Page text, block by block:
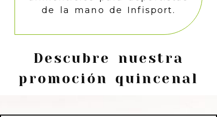
de la mano de Infisport.
Descubre nuestra
promoción quincenal